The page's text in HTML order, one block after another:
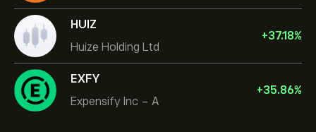
HUIZ
Huize Holding Ltd
+37.18%
EXFY
Expensify Inc - A
+35.86%